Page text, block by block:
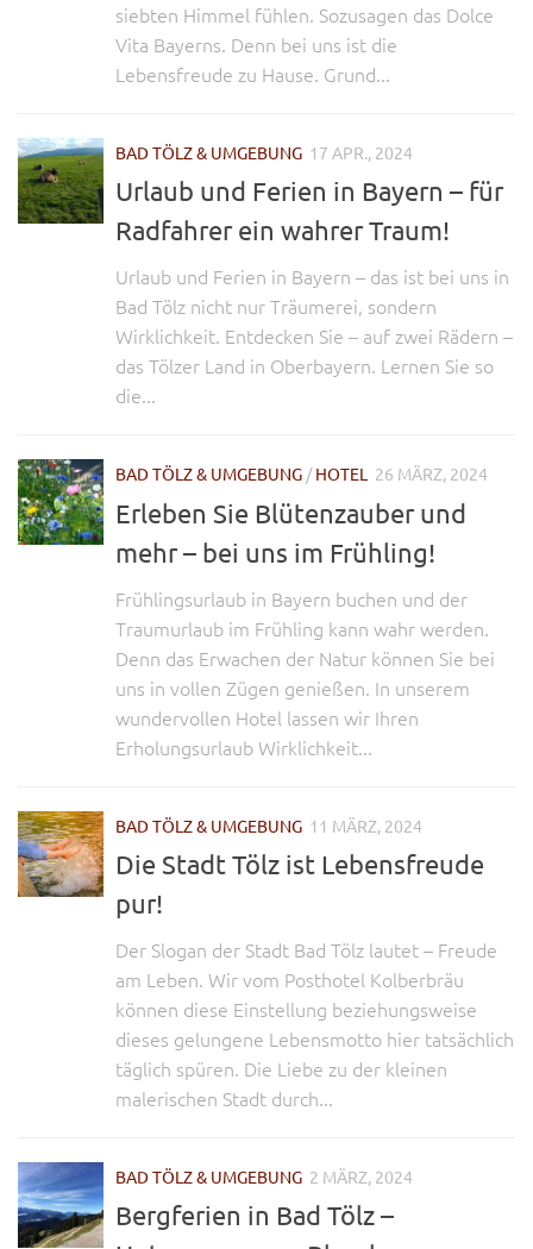
siebten Himmel fühlen. Sozusagen das Dolce
Vita Bayerns. Denn bei uns ist die
Lebensfreude zu Hause. Grund...
BAD TÖLZ & UMGEBUNG 17 APR., 2024
Urlaub und Ferien in Bayern – für
Radfahrer ein wahrer Traum!
Urlaub und Ferien in Bayern – das ist bei uns in
Bad Tölz nicht nur Träumerei, sondern
Wirklichkeit. Entdecken Sie – auf zwei Rädern –
das Tölzer Land in Oberbayern. Lernen Sie so
die...
BAD TÖLZ & UMGEBUNG /HOTEL 26 MÄRZ, 2024
Erleben Sie Blütenzauber und
mehr – bei uns im Frühling!
Frühlingsurlaub in Bayern buchen und der
Traumurlaub im Frühling kann wahr werden.
Denn das Erwachen der Natur können Sie bei
uns in vollen Zügen genießen. In unserem
wundervollen Hotel lassen wir Ihren
Erholungsurlaub Wirklichkeit...
BAD TÖLZ & UMGEBUNG 11 MÄRZ, 2024
Die Stadt Tölz ist Lebensfreude
pur!
Der Slogan der Stadt Bad Tölz lautet – Freude
am Leben. Wir vom Posthotel Kolberbräu
können diese Einstellung beziehungsweise
dieses gelungene Lebensmotto hier tatsächlich
täglich spüren. Die Liebe zu der kleinen
malerischen Stadt durch...
BAD TÖLZ & UMGEBUNG 2 MÄRZ, 2024
Bergferien in Bad Tölz –